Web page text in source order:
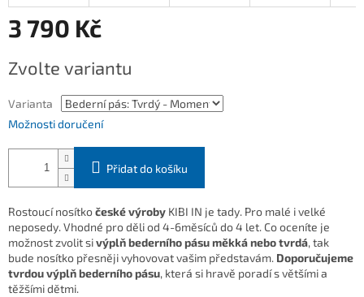
3 790 Kč
cena:
Zvolte variantu
Varianta
Možnosti doručení
Přidat do košíku
Rostoucí nosítkočeské výroby KIBI IN je tady. Pro malé i velké
neposedy. Vhodné pro děli od 4-6měsíců do 4 let. Co oceníte je
možnost zvolit sivýplň bederního pásu měkká nebo tvrdá, tak
bude nosítko přesněji vyhovovat vašim představám. Doporučujeme
tvrdou výplň bederního pásu, která si hravě poradí s většími a
těžšími dětmi.